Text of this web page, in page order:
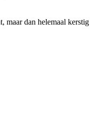
maar dan helemaal